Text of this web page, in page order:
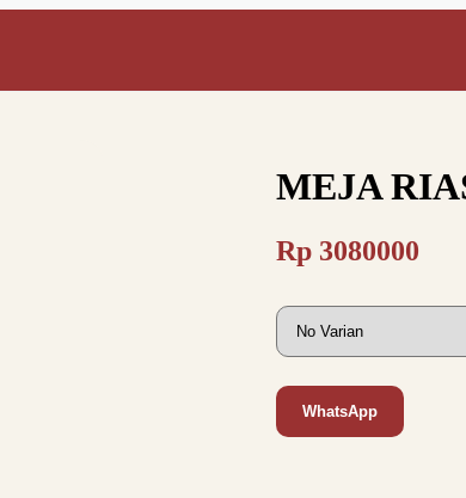
MEJA
Rp 3080000
WhatsApp